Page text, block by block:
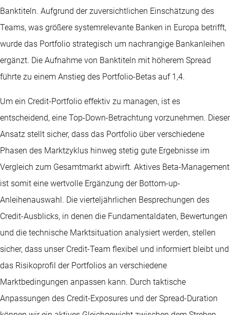
Banktiteln. Aufgrund der zuversichtlichen Einschätzung des
Teams, was größere systemrelevante Banken in Europa betrifft,
wurde das Portfolio strategisch um nachrangige Bankanleihen
ergänzt. Die Aufnahme von Banktiteln mit höherem Spread
führte zu einem Anstieg des Portfolio-Betas auf 1,4.
Um ein Credit-Portfolio effektiv zu managen, ist es
entscheidend, eine Top-Down-Betrachtung vorzunehmen. Dieser
Ansatz stellt sicher, dass das Portfolio über verschiedene
Phasen des Marktzyklus hinweg stetig gute Ergebnisse im
Vergleich zum Gesamtmarkt abwirft. Aktives Beta-Management
ist somit eine wertvolle Ergänzung der Bottom-up-
Anleihenauswahl. Die vierteljährlichen Besprechungen des
Credit-Ausblicks, in denen die Fundamentaldaten, Bewertungen
und die technische Marktsituation analysiert werden, stellen
sicher, dass unser Credit-Team flexibel und informiert bleibt und
das Risikoprofil der Portfolios an verschiedene
Marktbedingungen anpassen kann. Durch taktische
Anpassungen des Credit-Exposures und der Spread-Duration